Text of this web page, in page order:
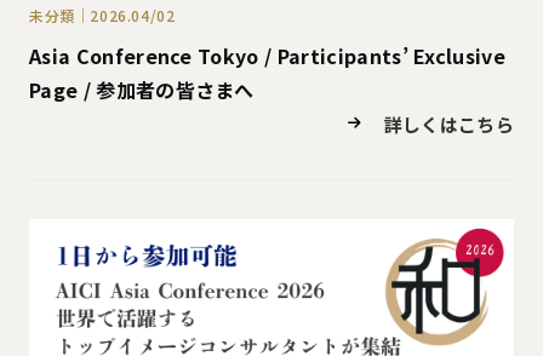
未分類｜2026.04/02
Asia Conference Tokyo / Participants’ Exclusive
Page / 参加者の皆さまへ
詳しくはこちら